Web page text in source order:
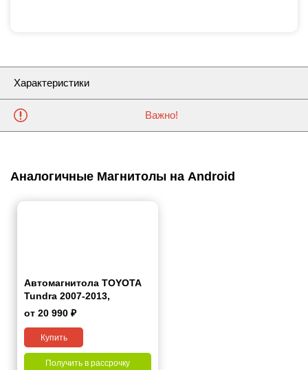
Характеристики
Важно!
Аналогичные Магнитолы на Android
Автомагнитола TOYOTA
Tundra 2007-2013,
Sequoia 2007+ 7"
от 20 990 ₽
Купить
Получить в рассрочку